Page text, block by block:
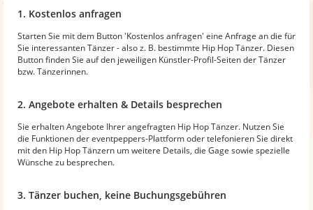
1. Kostenlos anfragen
Starten Sie mit dem Button 'Kostenlos anfragen' eine Anfrage an die für
Sie interessanten Tänzer - also z. B. bestimmte Hip Hop Tänzer. Diesen
Button finden Sie auf den jeweiligen Künstler-Profil-Seiten der Tänzer
bzw. Tänzerinnen.
2. Angebote erhalten & Details besprechen
Sie erhalten Angebote Ihrer angefragten Hip Hop Tänzer. Nutzen Sie
die Funktionen der eventpeppers-Plattform oder telefonieren Sie direkt
mit den Hip Hop Tänzern um weitere Details, die Gage sowie spezielle
Wünsche zu besprechen.
3. Tänzer buchen, keine Buchungsgebühren